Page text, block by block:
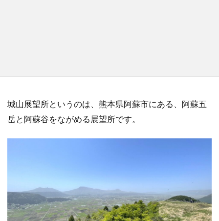
城山展望所というのは、熊本県阿蘇市にある、阿蘇五
岳と阿蘇谷をながめる展望所です。